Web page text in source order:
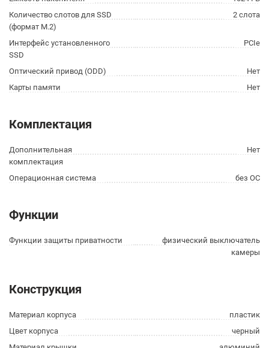
Количество слотов для SSD
(формат M.2)
2 слота
Интерфейс установленного
SSD
PCIe
Оптический привод (ODD)
Нет
Карты памяти
Нет
Комплектация
Дополнительная
комплектация
Нет
Операционная система без ОС
Функции
Функции защиты приватности
физический выключатель
камеры
Конструкция
Материал корпуса
пластик
Цвет корпуса
черный